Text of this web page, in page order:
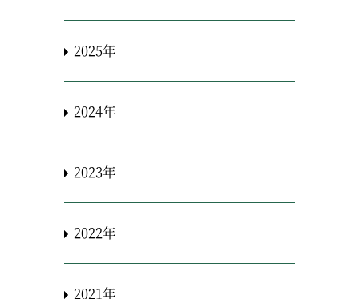
2025年
2024年
2023年
2022年
2021年